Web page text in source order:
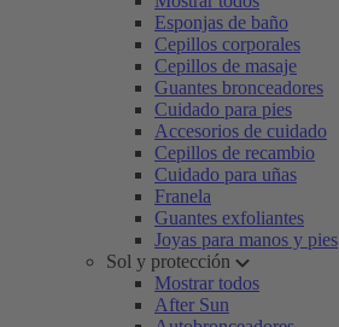
Esponjas de baño
Cepillos corporales
Cepillos de masaje
Guantes bronceadores
Cuidado para pies
Accesorios de cuidado
Cepillos de recambio
Cuidado para uñas
Franela
Guantes exfoliantes
Joyas para manos y pies
Sol y protección
Mostrar todos
After Sun